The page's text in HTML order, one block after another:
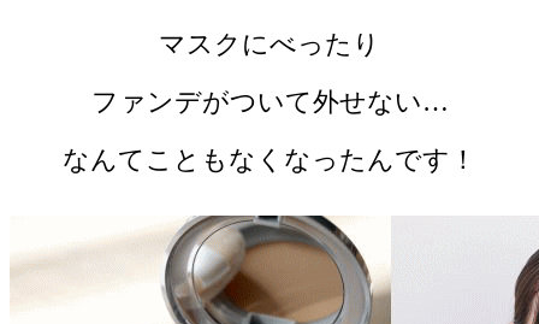
マスクにべったり
ファンデがついて外せない…
なんてこともなくなったんです！